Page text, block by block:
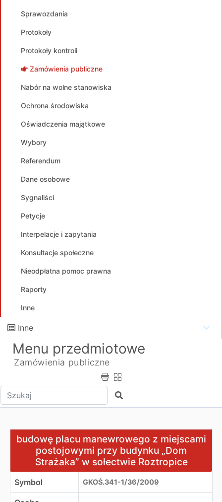
Sprawozdania
Protokoły
Protokoły kontroli
Zamówienia publiczne
Nabór na wolne stanowiska
Ochrona środowiska
Oświadczenia majątkowe
Wybory
Referendum
Dane osobowe
Sygnaliści
Petycje
Interpelacje i zapytania
Konsultacje społeczne
Nieodpłatna pomoc prawna
Raporty
Inne
Inne
Menu przedmiotowe
Zamówienia publiczne
Wpisz tekst do wyszukania Szukaj
budowę placu manewrowego z miejscami
budowę placu manewrowego z miejscami
postojowymi przy budynku „Dom
Strażaka” w sołectwie Roztropice
Symbol GKOŚ.341-1/36/2009